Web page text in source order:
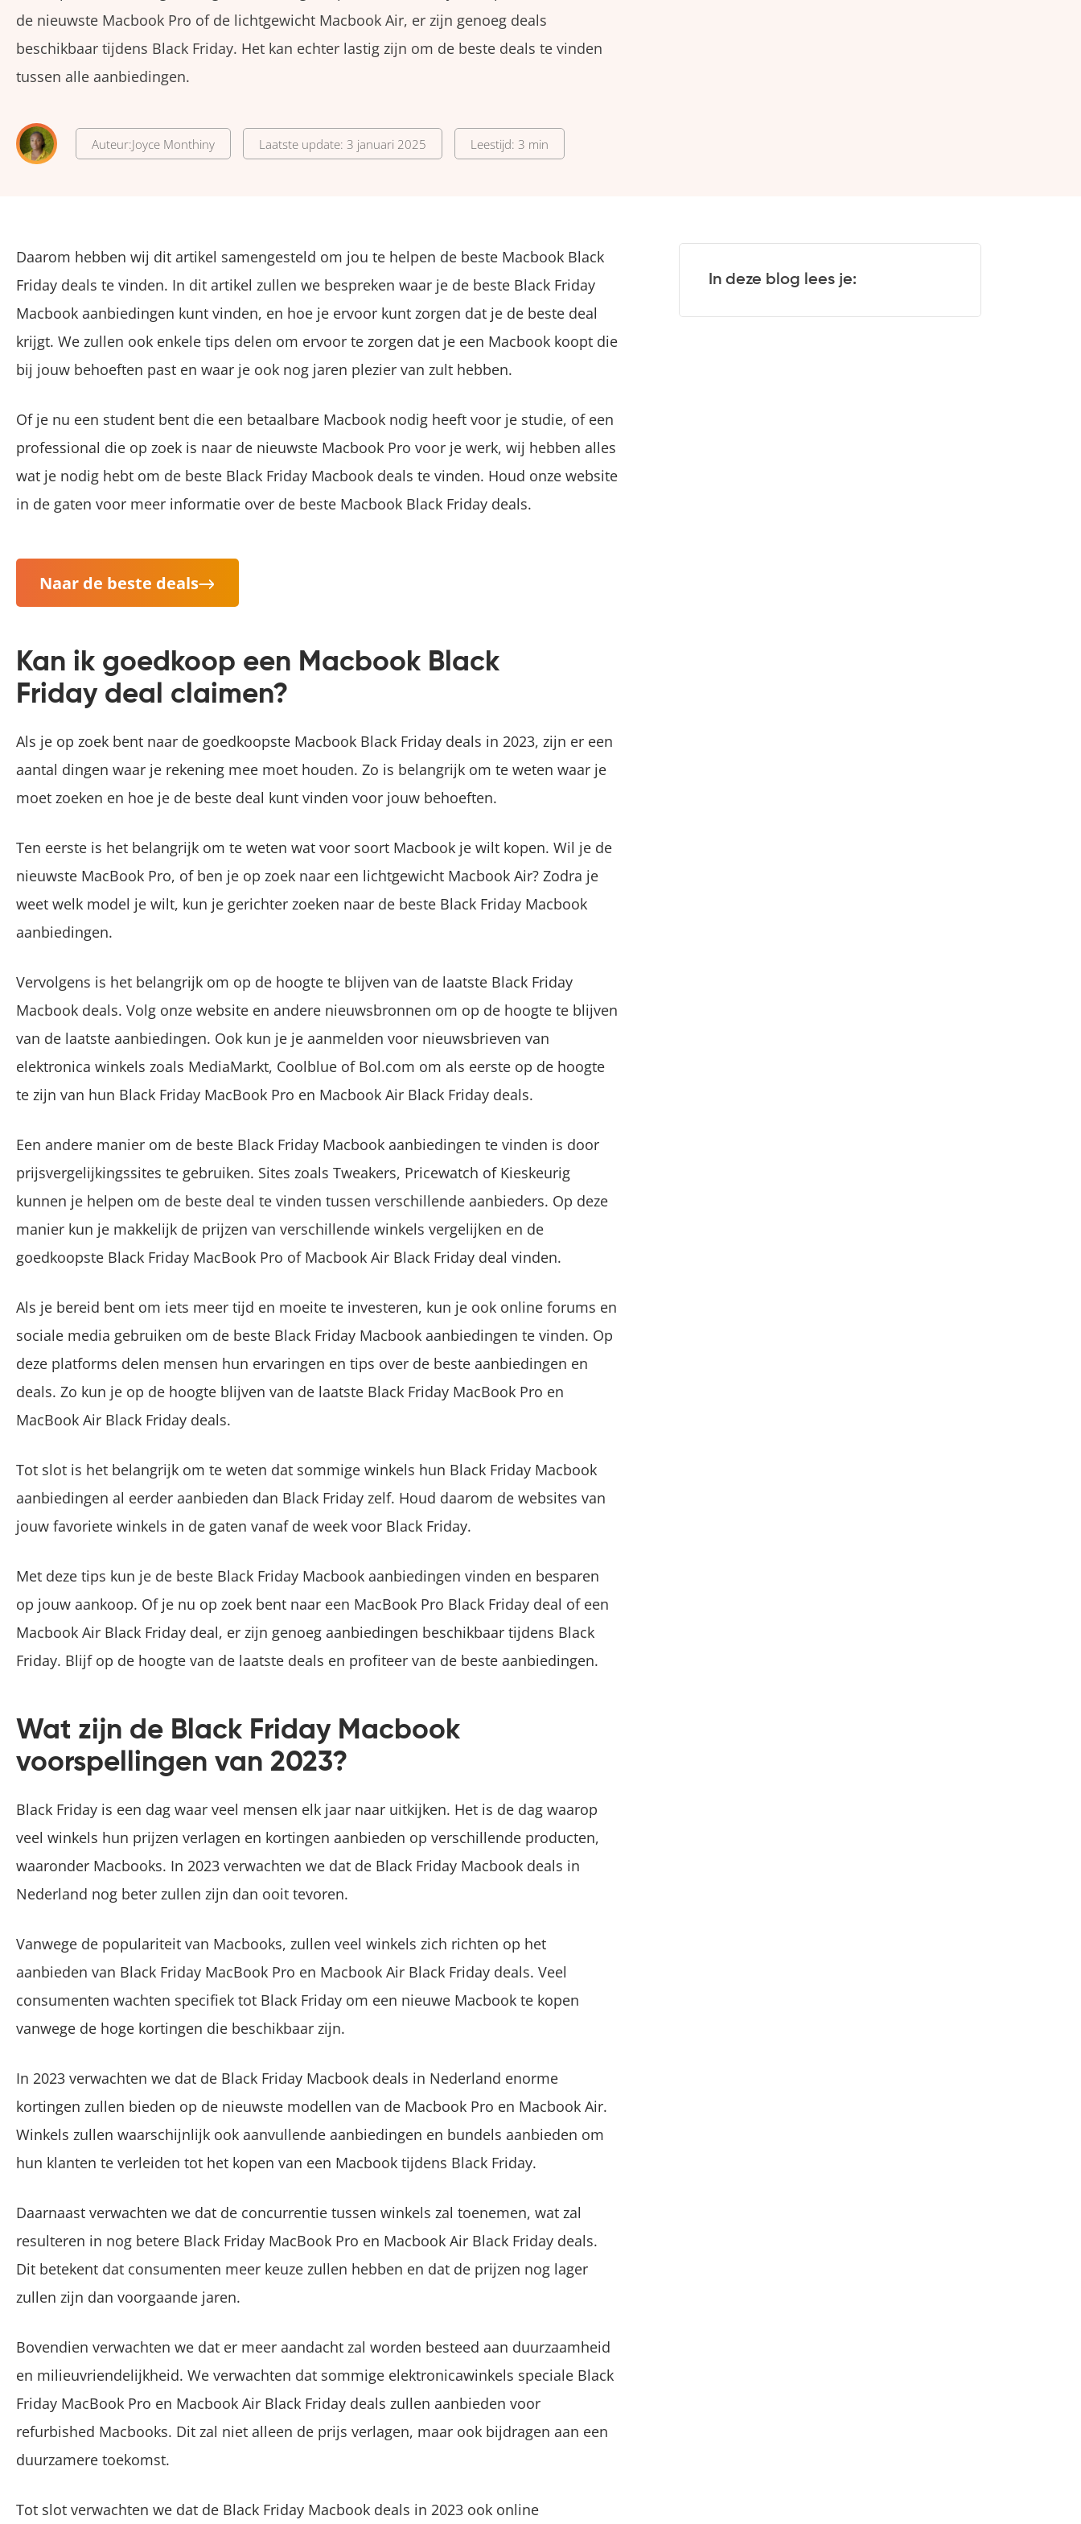
de nieuwste Macbook Pro of de lichtgewicht Macbook Air, er zijn genoeg deals
beschikbaar tijdens Black Friday. Het kan echter lastig zijn om de beste deals te vinden
tussen alle aanbiedingen.
Auteur:Joyce Monthiny Laatste update: 3 januari 2025 Leestijd: 3 min
Daarom hebben wij dit artikel samengesteld om jou te helpen de beste Macbook Black
Friday deals te vinden. In dit artikel zullen we bespreken waar je de beste Black Friday
Macbook aanbiedingen kunt vinden, en hoe je ervoor kunt zorgen dat je de beste deal
krijgt. We zullen ook enkele tips delen om ervoor te zorgen dat je een Macbook koopt die
bij jouw behoeften past en waar je ook nog jaren plezier van zult hebben.
Of je nu een student bent die een betaalbare Macbook nodig heeft voor je studie, of een
professional die op zoek is naar de nieuwste Macbook Pro voor je werk, wij hebben alles
wat je nodig hebt om de beste Black Friday Macbook deals te vinden. Houd onze website
in de gaten voor meer informatie over de beste Macbook Black Friday deals.
Naar de beste deals
Kan ik goedkoop een Macbook Black
Friday deal claimen?
Als je op zoek bent naar de goedkoopste Macbook Black Friday deals in 2023, zijn er een
aantal dingen waar je rekening mee moet houden. Zo is belangrijk om te weten waar je
moet zoeken en hoe je de beste deal kunt vinden voor jouw behoeften.
Ten eerste is het belangrijk om te weten wat voor soort Macbook je wilt kopen. Wil je de
nieuwste MacBook Pro, of ben je op zoek naar een lichtgewicht Macbook Air? Zodra je
weet welk model je wilt, kun je gerichter zoeken naar de beste Black Friday Macbook
aanbiedingen.
Vervolgens is het belangrijk om op de hoogte te blijven van de laatste Black Friday
Macbook deals. Volg onze website en andere nieuwsbronnen om op de hoogte te blijven
van de laatste aanbiedingen. Ook kun je je aanmelden voor nieuwsbrieven van
elektronica winkels zoals MediaMarkt, Coolblue of Bol.com om als eerste op de hoogte
te zijn van hun Black Friday MacBook Pro en Macbook Air Black Friday deals.
Een andere manier om de beste Black Friday Macbook aanbiedingen te vinden is door
prijsvergelijkingssites te gebruiken. Sites zoals Tweakers, Pricewatch of Kieskeurig
kunnen je helpen om de beste deal te vinden tussen verschillende aanbieders. Op deze
manier kun je makkelijk de prijzen van verschillende winkels vergelijken en de
goedkoopste Black Friday MacBook Pro of Macbook Air Black Friday deal vinden.
Als je bereid bent om iets meer tijd en moeite te investeren, kun je ook online forums en
sociale media gebruiken om de beste Black Friday Macbook aanbiedingen te vinden. Op
deze platforms delen mensen hun ervaringen en tips over de beste aanbiedingen en
deals. Zo kun je op de hoogte blijven van de laatste Black Friday MacBook Pro en
MacBook Air Black Friday deals.
Tot slot is het belangrijk om te weten dat sommige winkels hun Black Friday Macbook
aanbiedingen al eerder aanbieden dan Black Friday zelf. Houd daarom de websites van
jouw favoriete winkels in de gaten vanaf de week voor Black Friday.
Met deze tips kun je de beste Black Friday Macbook aanbiedingen vinden en besparen
op jouw aankoop. Of je nu op zoek bent naar een MacBook Pro Black Friday deal of een
Macbook Air Black Friday deal, er zijn genoeg aanbiedingen beschikbaar tijdens Black
Friday. Blijf op de hoogte van de laatste deals en profiteer van de beste aanbiedingen.
Wat zijn de Black Friday Macbook
voorspellingen van 2023?
Black Friday is een dag waar veel mensen elk jaar naar uitkijken. Het is de dag waarop
veel winkels hun prijzen verlagen en kortingen aanbieden op verschillende producten,
waaronder Macbooks. In 2023 verwachten we dat de Black Friday Macbook deals in
Nederland nog beter zullen zijn dan ooit tevoren.
Vanwege de populariteit van Macbooks, zullen veel winkels zich richten op het
aanbieden van Black Friday MacBook Pro en Macbook Air Black Friday deals. Veel
consumenten wachten specifiek tot Black Friday om een nieuwe Macbook te kopen
vanwege de hoge kortingen die beschikbaar zijn.
In 2023 verwachten we dat de Black Friday Macbook deals in Nederland enorme
kortingen zullen bieden op de nieuwste modellen van de Macbook Pro en Macbook Air.
Winkels zullen waarschijnlijk ook aanvullende aanbiedingen en bundels aanbieden om
hun klanten te verleiden tot het kopen van een Macbook tijdens Black Friday.
Daarnaast verwachten we dat de concurrentie tussen winkels zal toenemen, wat zal
resulteren in nog betere Black Friday MacBook Pro en Macbook Air Black Friday deals.
Dit betekent dat consumenten meer keuze zullen hebben en dat de prijzen nog lager
zullen zijn dan voorgaande jaren.
Bovendien verwachten we dat er meer aandacht zal worden besteed aan duurzaamheid
en milieuvriendelijkheid. We verwachten dat sommige elektronicawinkels speciale Black
Friday MacBook Pro en Macbook Air Black Friday deals zullen aanbieden voor
refurbished Macbooks. Dit zal niet alleen de prijs verlagen, maar ook bijdragen aan een
duurzamere toekomst.
Tot slot verwachten we dat de Black Friday Macbook deals in 2023 ook online
In deze blog lees je: